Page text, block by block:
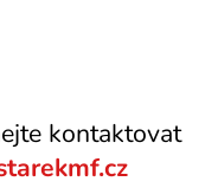
kontaktovat